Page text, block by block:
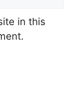
in this